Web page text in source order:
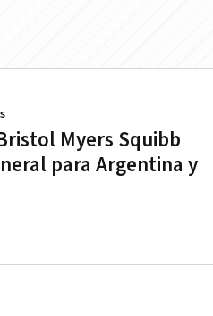
Myers Squibb
para Argentina y